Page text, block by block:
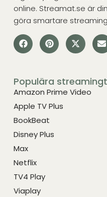
online. Streamat.se är
göra smartare
Populära
Amazon Prime Video
Apple TV Plus
BookBeat
Disney Plus
Max
Netflix
TV4 Play
Viaplay